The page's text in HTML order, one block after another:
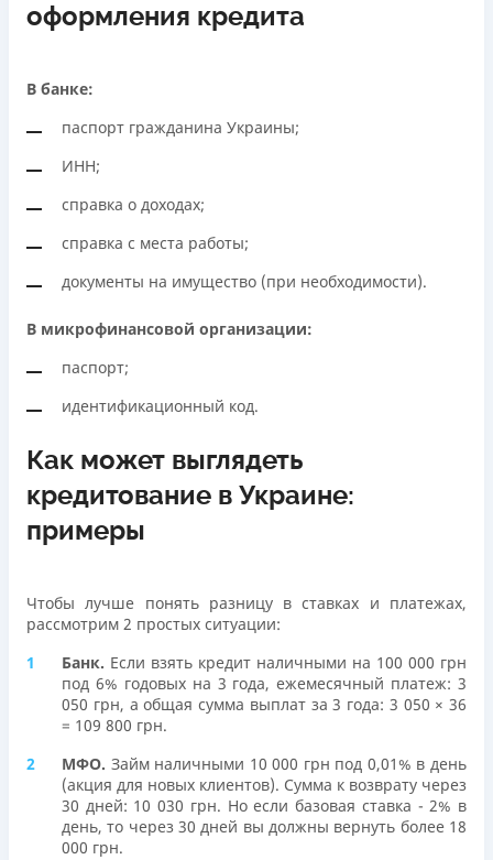
оформления кредита
В банке:
паспорт гражданина Украины;
ИНН;
справка о доходах;
справка с места работы;
документы на имущество (при необходимости).
В микрофинансовой организации:
паспорт;
идентификационный код.
Как может выглядеть
кредитование в Украине:
примеры
Чтобы лучше понять разницу в ставках и платежах,
рассмотрим 2 простых ситуации:
Банк. Если взять кредит наличными на 100 000 грн
под 6% годовых на 3 года, ежемесячный платеж: 3
050 грн, а общая сумма выплат за 3 года: 3 050 × 36
= 109 800 грн.
МФО. Займ наличными 10 000 грн под 0,01% в день
(акция для новых клиентов). Сумма к возврату через
30 дней: 10 030 грн. Но если базовая ставка - 2% в
день, то через 30 дней вы должны вернуть более 18
000 грн.